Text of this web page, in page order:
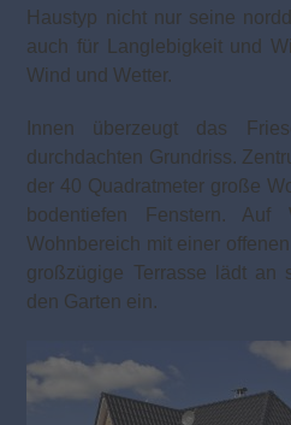
Haustyp nicht nur seine
auch für Langlebigkeit und
Wind und Wetter.
Innen überzeugt das
durchdachten Grundriss.
der 40 Quadratmeter große
bodentiefen Fenstern.
Wohnbereich mit einer
großzügige Terrasse lädt an
den Garten ein.